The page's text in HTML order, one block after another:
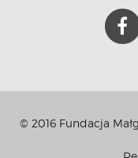
© 2016 Fundacja